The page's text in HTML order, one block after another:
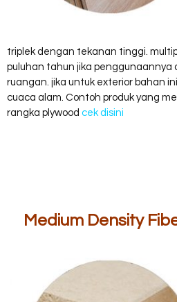
triplek dengan tekanan tinggi.
puluhan tahun jika penggunaannya
ruangan. jika untuk exterior bahan
cuaca alam. Contoh produk yang
rangka plywood cek disini
Medium Density